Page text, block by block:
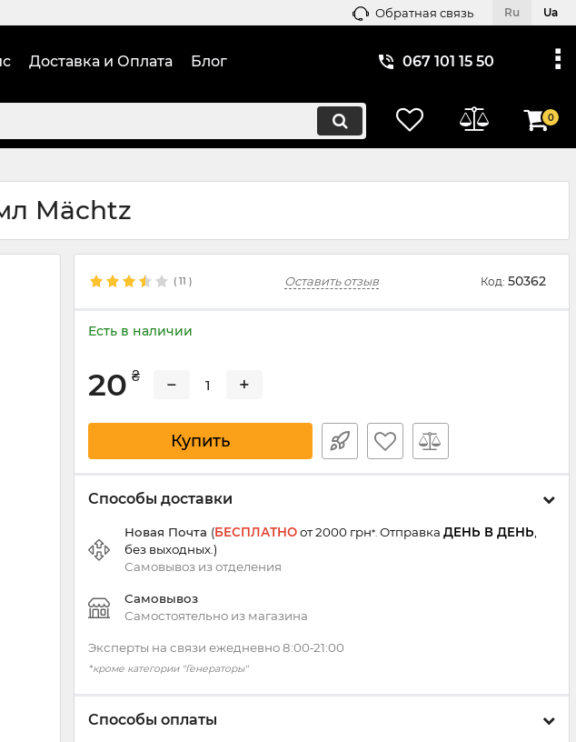
Обратная связь Ru Ua
Доставка и Оплата Блог 067 101 15 50
0
Mächtz
( 11 ) Оставить отзыв Код: 50362
Есть в наличии
20 ₴ − +
Купить
Способы доставки
Новая Почта (БЕСПЛАТНОот 2000 грн*. Отправка ДЕНЬ В ДЕНЬ
без выходных.)
Самовывоз изотделения
Самовывоз
Самостоятельно из магазина
Эксперты на связи ежедневно 8:00‑21:00
*кроме категории "Генераторы"
Способы оплаты